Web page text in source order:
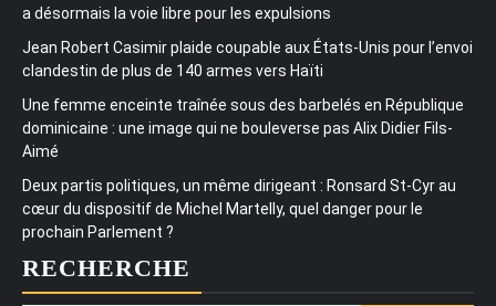
a désormais la voie libre pour les expulsions
Jean Robert Casimir plaide coupable aux États-Unis pour l’envoi
clandestin de plus de 140 armes vers Haïti
Une femme enceinte traînée sous des barbelés en République
dominicaine : une image qui ne bouleverse pas Alix Didier Fils-
Aimé
Deux partis politiques, un même dirigeant : Ronsard St-Cyr au
cœur du dispositif de Michel Martelly, quel danger pour le
prochain Parlement ?
RECHERCHE